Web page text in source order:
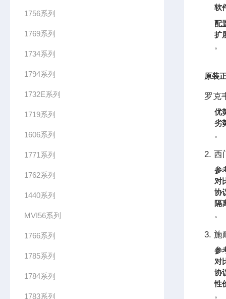
1756系列
1769系列
1734系列
1794系列
1732E系列
1719系列
1606系列
1771系列
1762系列
1440系列
MVI56系列
1766系列
1785系列
1784系列
1783系列
软
配
扩
。
原装
罗克
优
劣
。
2. 西
参
对
协
隔
。
3. 施
参
对
协
性
。